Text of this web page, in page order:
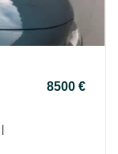
8500 €